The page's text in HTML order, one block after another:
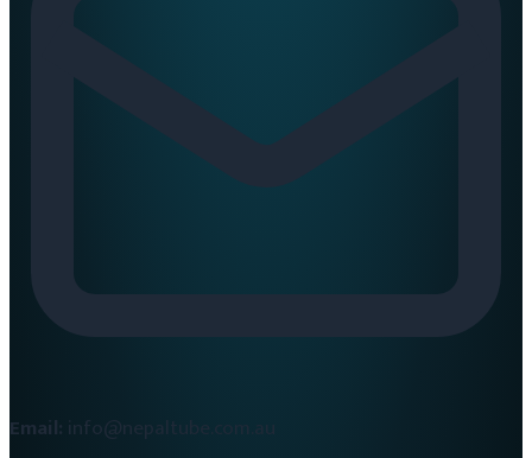
Email: